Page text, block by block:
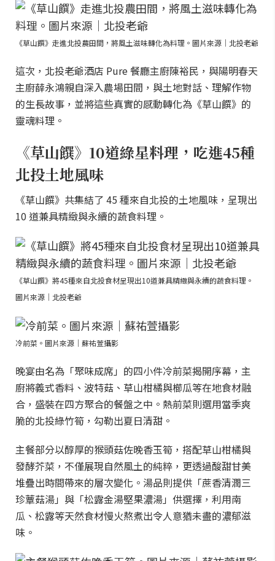
《草山饌》走進北投農田間，將風土滋味轉化為料理。圖片來源｜北投老爺
這次，北投老爺酒店 Pure 餐廳主廚陳裕民，與陽明春天
主廚薛永鴻親自深入農場田間，與土地對話、理解作物
的生長故事，並將這些真實的感動轉化為《草山饌》的
靈魂料理。
《草山饌》10道綠星料理，吃進45種
北投土地風味
《草山饌》共集結了 45 種來自北投的土地風味，呈現出
10 道兼具精緻與永續的蔬食料理。
《草山饌》將45種來自北投食材呈現出10道兼具精緻與永續的蔬食料理。
圖片來源｜北投老爺
冷前菜。圖片來源｜蘇祐萱攝影
晚宴由名為「聚味成席」的四小件冷前菜揭開序幕，主
廚將義式香料、波特菇、草山柑橘與櫛瓜等在地食材融
合，盛裝在四方聚合的餐盤之中。熱前菜則選用當季爽
脆的北投綠竹筍，勾勒出夏日清甜。
主餐部分以醇厚的猴頭菇佐晚香玉筍，搭配草山柑橘與
發酵芥菜，不僅展現自然風土的純粹，更透過酸甜甘美
堆疊出時間帶來的層次變化。湯品則提供「蔗香清潤三
珍蕈菇湯」與「松露金湯堅果濃湯」供選擇，利用南
瓜、松露等天然食材慢火熬煮出令人意猶未盡的濃郁滋
味。